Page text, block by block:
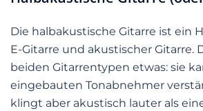
Die halbakustische Gitarre ist ein
E-Gitarre und akustischer Gitarre.
beiden Gitarrentypen etwas: sie
eingebauten Tonabnehmer
klingt aber akustisch lauter als